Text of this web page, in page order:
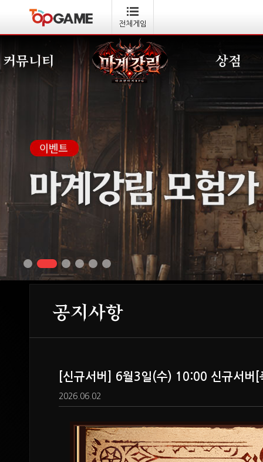
전체게임
커뮤니티 상점
공지사항
[신규서버] 6월3일(수) 10:00 신규서버[
2026.06.02